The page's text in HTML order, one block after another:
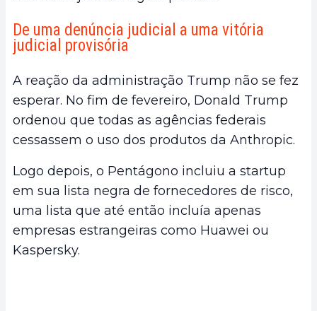
De uma denúncia judicial a uma vitória
judicial provisória
A reação da administração Trump não se fez
esperar. No fim de fevereiro, Donald Trump
ordenou que todas as agências federais
cessassem o uso dos produtos da Anthropic.
Logo depois, o Pentágono incluiu a startup
em sua lista negra de fornecedores de risco,
uma lista que até então incluía apenas
empresas estrangeiras como Huawei ou
Kaspersky.